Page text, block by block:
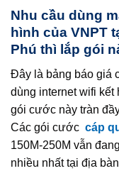
Nhu cầu dùng
hình của VNPT
Phú thì lắp gói
Đây là bảng báo giá
dùng internet wifi kết
gói cước này tràn
Các gói cước cáp
150M-250M vẫn
nhiều nhất tại địa